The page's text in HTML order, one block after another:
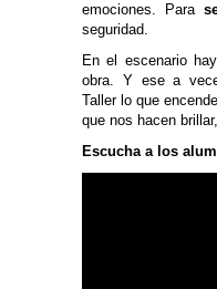
emociones. Para
seguridad.
En el escenario
obra. Y ese a
Taller lo que
que nos hacen
Escucha a los